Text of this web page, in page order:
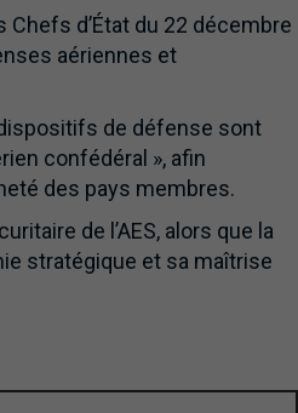
d’État du 22 décembre
aériennes et
dispositifs de défense sont
confédéral », afin
des pays membres.
de l’AES, alors que la
stratégique et sa maîtrise